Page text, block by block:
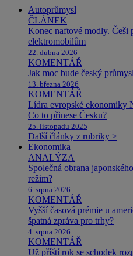
Autoprůmysl
ČLÁNEK
Konec naftové modly. Češi
elektromobilům
22. dubna 2026
KOMENTÁŘ
Jak moc bude český
13. března 2026
KOMENTÁŘ
Lídra evropské ekonomiky
Co to přinese Česku?
25. listopadu 2025
Další články z rubriky >
Ekonomika
ANALÝZA
Společná obrana
režim?
6. srpna 2026
KOMENTÁŘ
Vyšší časová prémie u
špatná zpráva pro trhy?
4. srpna 2026
KOMENTÁŘ
Už příští rok se schodek